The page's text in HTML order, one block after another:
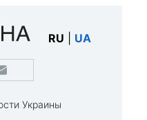
RU UA
Украины